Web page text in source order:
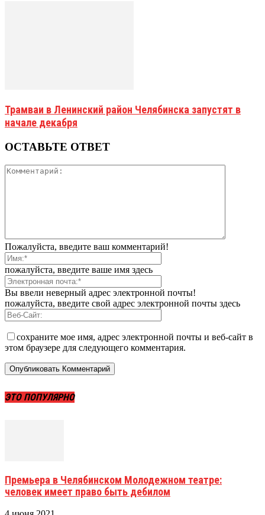
Трамваи в Ленинский район Челябинска запустят в
начале декабря
ОСТАВЬТЕ ОТВЕТ
Пожалуйста, введите ваш комментарий!
пожалуйста, введите ваше имя здесь
Вы ввели неверный адрес электронной почты!
пожалуйста, введите свой адрес электронной почты здесь
сохраните мое имя, адрес электронной почты и веб-сайт в
этом браузере для следующего комментария.
ЭТО ПОПУЛЯРНО
Премьера в Челябинском Молодежном театре:
человек имеет право быть дебилом